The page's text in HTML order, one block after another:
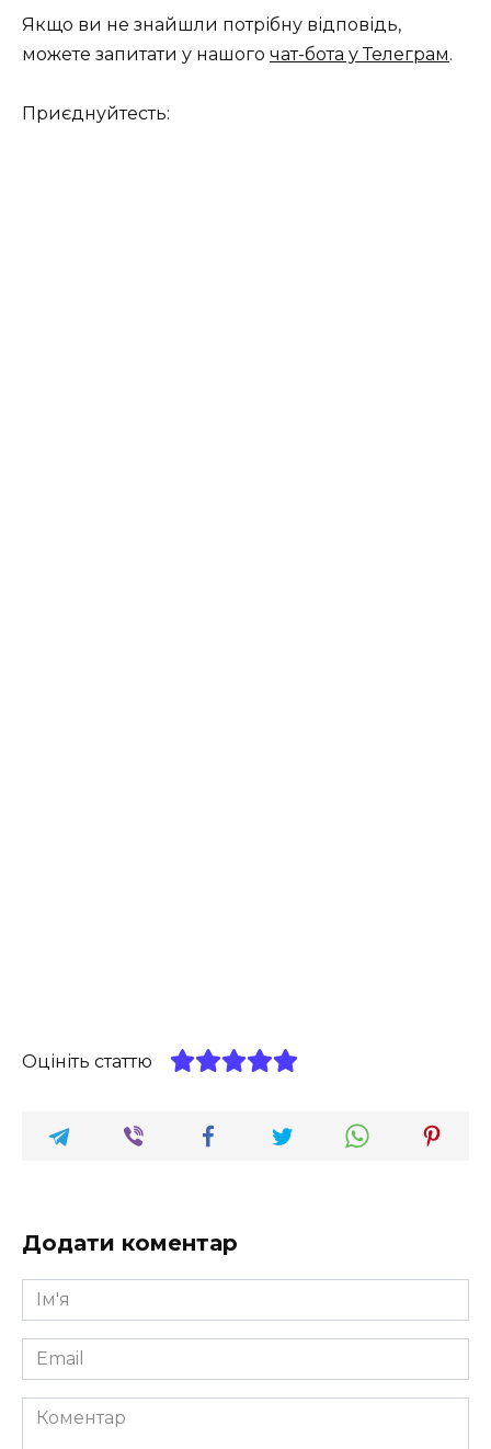
Якщо ви не знайшли потрібну відповідь,
можете запитати у нашого чат-бота у Телеграм.
Приєднуйтесть:
Оцініть статтю
Додати коментар
Ім'я
*
Email
*
Коментар